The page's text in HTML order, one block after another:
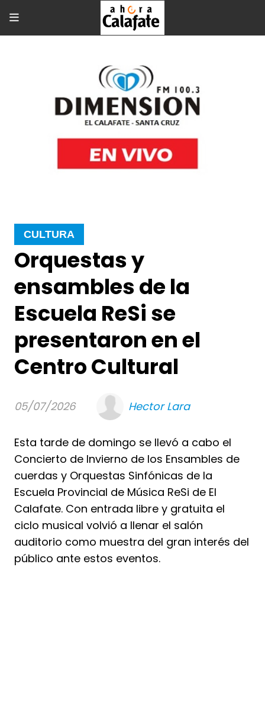
Orquestas y
ensambles de la
Escuela ReSi se
presentaron en el
Centro Cultural
Esta tarde de domingo se llevó a cabo el
Concierto de Invierno de los Ensambles de
cuerdas y Orquestas Sinfónicas de la
Escuela Provincial de Música ReSi de El
Calafate. Con entrada libre y gratuita el
ciclo musical volvió a llenar el salón
auditorio como muestra del gran interés del
público ante estos eventos.
CULTURA
05/07/2026 Hector Lara